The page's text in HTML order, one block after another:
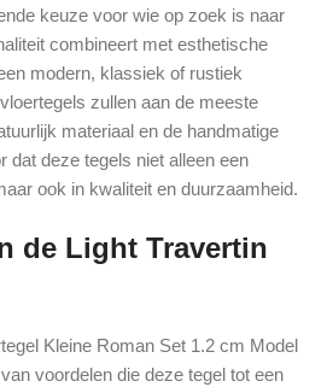
keuze voor wie op zoek is naar
combineert met esthetische
modern, klassiek of rustiek
zullen aan de meeste
materiaal en de handmatige
dat deze tegels niet alleen een
ook in kwaliteit en duurzaamheid.
de Light Travertin
Kleine Roman Set 1.2 cm Model
voordelen die deze tegel tot een